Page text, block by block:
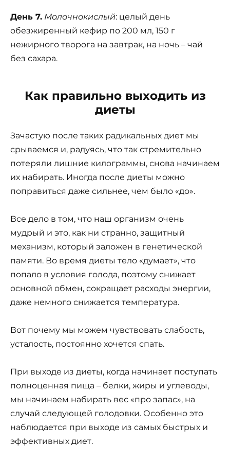
День 7. Молочнокислый: целый день
обезжиренный кефир по 200 мл, 150 г
нежирного творога на завтрак, на ночь – чай
без сахара.
Как правильно выходить из
диеты
Зачастую после таких радикальных диет мы
срываемся и, радуясь, что так стремительно
потеряли лишние килограммы, снова начинаем
их набирать. Иногда после диеты можно
поправиться даже сильнее, чем было «до».
Все дело в том, что наш организм очень
мудрый и это, как ни странно, защитный
механизм, который заложен в генетической
памяти. Во время диеты тело «думает», что
попало в условия голода, поэтому снижает
основной обмен, сокращает расходы энергии,
даже немного снижается температура.
Вот почему мы можем чувствовать слабость,
усталость, постоянно хочется спать.
При выходе из диеты, когда начинает поступать
полноценная пища – белки, жиры и углеводы,
мы начинаем набирать вес «про запас», на
случай следующей голодовки. Особенно это
наблюдается при выходе из самых быстрых и
эффективных диет.